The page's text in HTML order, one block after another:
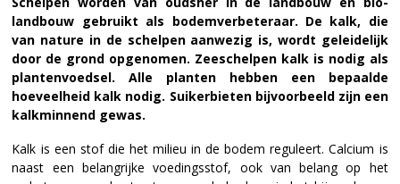
landbouw gebruikt als bodemverbeteraar. De kalk, die
van nature in de schelpen aanwezig is, wordt geleidelijk
door de grond opgenomen. Zeeschelpen kalk is nodig als
plantenvoedsel. Alle planten hebben een bepaalde
hoeveelheid kalk nodig. Suikerbieten bijvoorbeeld zijn een
kalkminnend gewas.
Kalk is een stof die het milieu in de bodem reguleert. Calcium is
naast een belangrijke voedingsstof, ook van belang op het